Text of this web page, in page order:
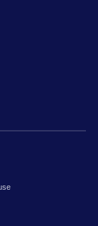
saugomos.